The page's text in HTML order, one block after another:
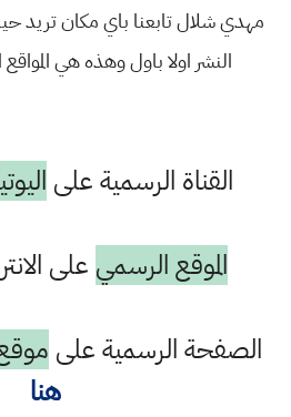
مهدي شلال تابعنا باي مكان تريد
النشر اولا باول وهذه هي
القناة الرسمية على
الموقع الرسمي على
الصفحة الرسمية على
هنا